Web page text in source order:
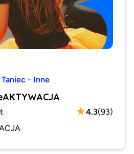
Taniec - Inne
4.3(93)